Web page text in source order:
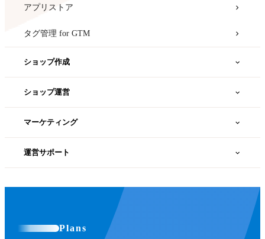
アプリストア
タグ管理 for GTM
ショップ作成
atone
カラーミーキット
ショップ運営
付加画像
年齢確認
カラーミーAIアシスタント（β）
売上分析
マーケティング
カラーミー広告診断
カラーミーWPオプション
カラーミーモーションLP
運営サポート
海外販売代行Plans